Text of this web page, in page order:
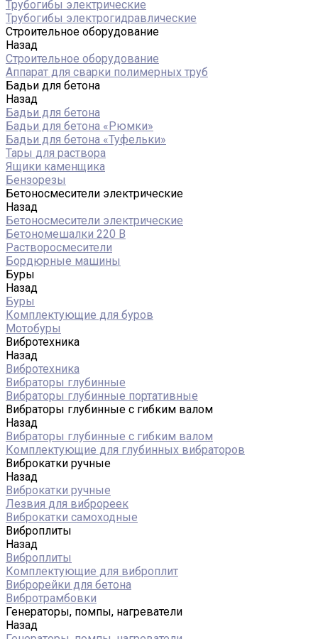
Трубогибы электрические
Трубогибы электрогидравлические
Строительное оборудование
Назад
Строительное оборудование
Аппарат для сварки полимерных труб
Бадьи для бетона
Назад
Бадьи для бетона
Бадьи для бетона «Рюмки»
Бадьи для бетона «Туфельки»
Тары для раствора
Ящики каменщика
Бензорезы
Бетоносмесители электрические
Назад
Бетоносмесители электрические
Бетономешалки 220 В
Растворосмесители
Бордюрные машины
Буры
Назад
Буры
Комплектующие для буров
Мотобуры
Вибротехника
Назад
Вибротехника
Вибраторы глубинные
Вибраторы глубинные портативные
Вибраторы глубинные с гибким валом
Назад
Вибраторы глубинные с гибким валом
Комплектующие для глубинных вибраторов
Виброкатки ручные
Назад
Виброкатки ручные
Лезвия для виброреек
Виброкатки самоходные
Виброплиты
Назад
Виброплиты
Комплектующие для виброплит
Виброрейки для бетона
Вибротрамбовки
Генераторы, помпы, нагреватели
Назад